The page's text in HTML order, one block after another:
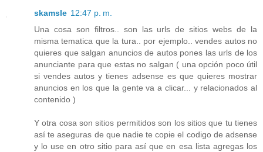
skamsle 12:47 p. m.
Una cosa son filtros.. son las urls de sitios webs de la
misma tematica que la tura.. por ejemplo.. vendes autos no
quieres que salgan anuncios de autos pones las urls de los
anunciante para que estas no salgan ( una opción poco útil
si vendes autos y tienes adsense es que quieres mostrar
anuncios en los que la gente va a clicar... y relacionados al
contenido )
Y otra cosa son sitios permitidos son los sitios que tu tienes
así te aseguras de que nadie te copie el codigo de adsense
y lo use en otro sitio para así que en esa lista agregas los